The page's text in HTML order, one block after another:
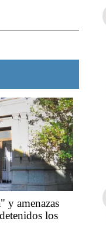
y amenazas
los